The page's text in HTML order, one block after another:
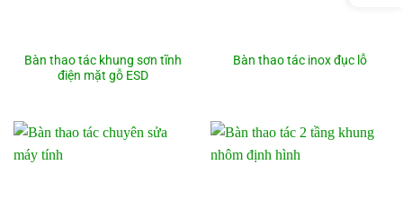
Bàn thao tác khung sơn tĩnh
điện mặt gỗ ESD
Bàn thao tác inox đục lỗ